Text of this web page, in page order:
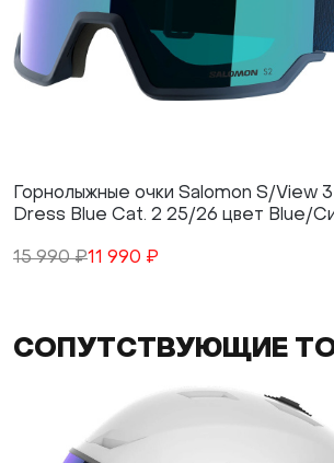
Горнолыжные очки Salomon S/View
Dress Blue Cat. 2 25/26 цвет Blue/
15 990 ₽11 990 ₽
СОПУТСТВУЮЩИЕ